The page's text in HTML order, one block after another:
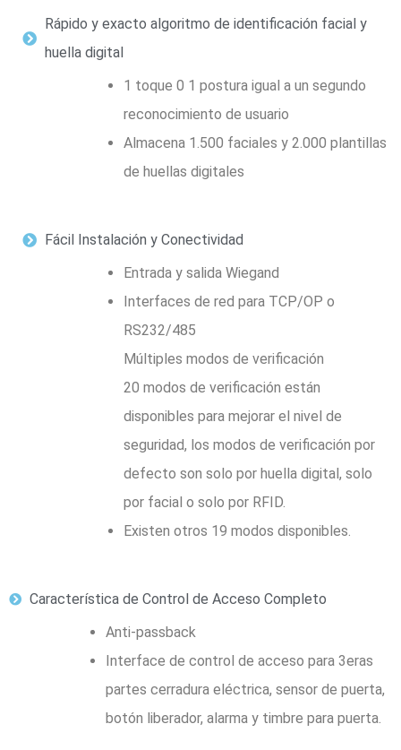
Rápido y exacto algoritmo de identificación facial y
huella digital
1 toque 0 1 postura igual a un segundo
reconocimiento de usuario
Almacena 1.500 faciales y 2.000 plantillas
de huellas digitales
Fácil Instalación y Conectividad
Entrada y salida Wiegand
Interfaces de red para TCP/OP o
RS232/485
Múltiples modos de verificación
20 modos de verificación están
disponibles para mejorar el nivel de
seguridad, los modos de verificación por
defecto son solo por huella digital, solo
por facial o solo por RFID.
Existen otros 19 modos disponibles.
Característica de Control de Acceso Completo
Anti-passback
Interface de control de acceso para 3eras
partes cerradura eléctrica, sensor de puerta,
botón liberador, alarma y timbre para puerta.